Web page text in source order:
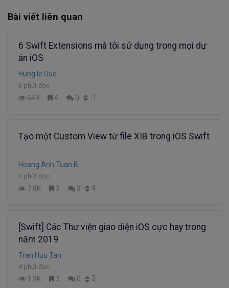
Bài viết liên quan
6 Swift Extensions mà tôi sử dụng trong mọi dự
án iOS
Hung le Duc
3 phút đọc
649 4 0 -1
Tạo một Custom View từ file XIB trong iOS Swift
Hoang Anh Tuan B
3 phút đọc
7.8K 3 3 4
[Swift] Các Thư viện giao diện iOS cực hay trong
năm 2019
Tran Huu Tan
4 phút đọc
1.2K 3 0 3